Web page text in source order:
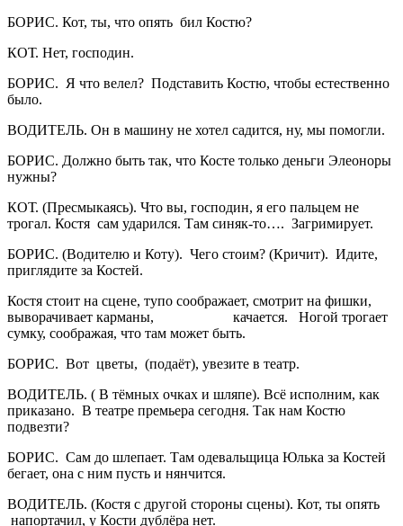
БОРИС. Кот, ты, что опять бил Костю?
КОТ. Нет, господин.
БОРИС. Я что велел? Подставить Костю, чтобы естественно
было.
ВОДИТЕЛЬ. Он в машину не хотел садится, ну, мы помогли.
БОРИС. Должно быть так, что Косте только деньги Элеоноры
нужны?
КОТ. (Пресмыкаясь). Что вы, господин, я его пальцем не
трогал. Костя сам ударился. Там синяк-то…. Загримирует.
БОРИС. (Водителю и Коту). Чего стоим? (Кричит). Идите,
приглядите за Костей.
Костя стоит на сцене, тупо соображает, смотрит на фишки,
выворачивает карманы, качается. Ногой трогает
сумку, соображая, что там может быть.
БОРИС. Вот цветы, (подаёт), увезите в театр.
ВОДИТЕЛЬ. ( В тёмных очках и шляпе). Всё исполним, как
приказано. В театре премьера сегодня. Так нам Костю
подвезти?
БОРИС. Сам до шлепает. Там одевальщица Юлька за Костей
бегает, она с ним пусть и нянчится.
ВОДИТЕЛЬ. (Костя с другой стороны сцены). Кот, ты опять
напортачил, у Кости дублёра нет.